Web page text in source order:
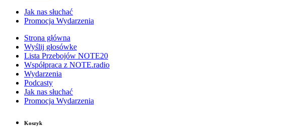
Jak nas słuchać
Promocja Wydarzenia
Strona główna
Wyślij głosówke
Lista Przebojów NOTE20
Współpraca z NOTE.radio
Wydarzenia
Podcasty
Jak nas słuchać
Promocja Wydarzenia
Koszyk